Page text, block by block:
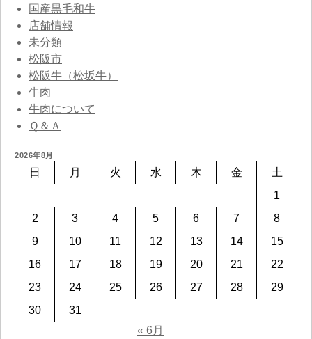
国産黒毛和牛
店舗情報
未分類
松阪市
松阪牛（松坂牛）
牛肉
牛肉について
Ｑ＆Ａ
2026年8月
日 月 火 水 木 金
土
1
2
3 4 5 6 7
8
9
10 11 12 13 14
15
16
17 18 19 20 21
22
23
24 25 26 27 28
29
30
31
« 6月